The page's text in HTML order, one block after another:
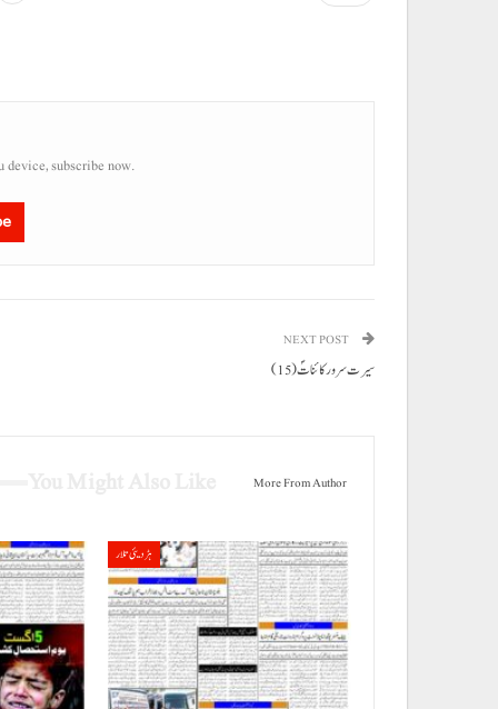
subscribe now.
NEXT POST
سیرت سرور کائناتؐ (15)
More From Author
ہڑدیئی تلار